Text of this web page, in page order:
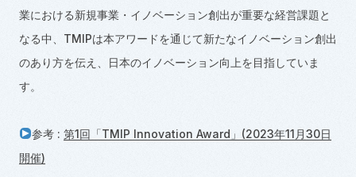
業における新規事業・イノベーション創出が重要な経営課題と
なる中、TMIPは本アワードを通じて新たなイノベーション創出
のあり方を伝え、日本のイノベーション向上を目指していま
す。
参考 : 第1回「TMIP Innovation Award」(2023年11月30日
開催)